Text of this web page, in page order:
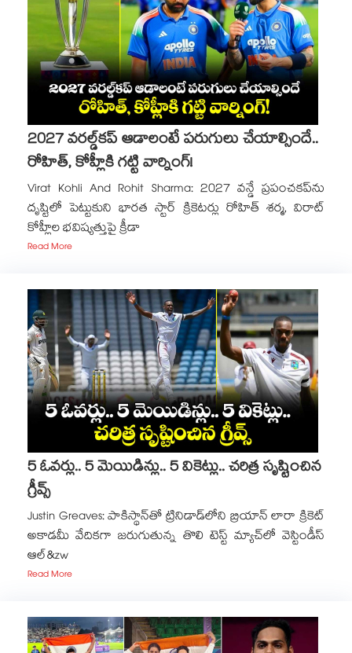
2027 వరల్డ్‌కప్ ఆడాలంటే పరుగులు చేయాల్సిందే..
రోహిత్, కోహ్లీకి గట్టి వార్నింగ్!
Virat Kohli And Rohit Sharma: 2027 వన్డే ప్రపంచకప్‌ను
దృష్టిలో పెట్టుకుని భారత స్టార్ క్రికెటర్లు రోహిత్ శర్మ, విరాట్
కోహ్లీల భవిష్యత్తుపై క్రీడా
Read More
5 ఓవర్లు.. 5 మెయిడిన్లు.. 5 వికెట్లు.. చరిత్ర సృష్టించిన
గ్రీవ్స్
Justin Greaves: పాకిస్థాన్‌తో ట్రినిడాడ్‌లోని బ్రియాన్ లారా క్రికెట్
అకాడమీ వేదికగా జరుగుతున్న తొలి టెస్ట్ మ్యాచ్‌లో వెస్టిండీస్
ఆల్&zw
Read More